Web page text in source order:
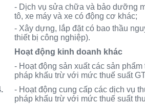
- Dịch vụ sửa chữa và bảo dưỡng
tô, xe máy và xe có động cơ khác;
- Xây dựng, lắp đặt có bao thầu
thiết bị công nghiệp).
.
Hoạt động kinh doanh khác
- Hoạt động sản xuất các sản
pháp khấu trừ với mức thuế suất
- Hoạt động cung cấp các dịch vụ
pháp khấu trừ với mức thuế suất